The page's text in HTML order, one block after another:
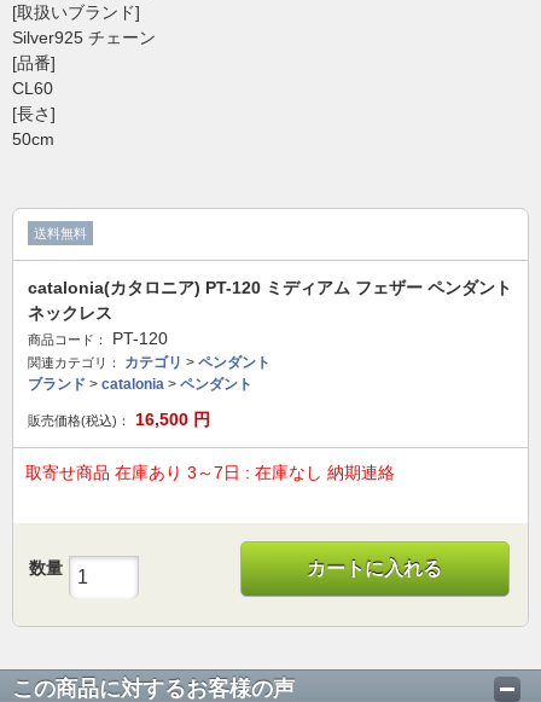
[取扱いブランド]
Silver925 チェーン
[品番]
CL60
[長さ]
50cm
送料無料
catalonia(カタロニア) PT-120 ミディアム フェザー ペンダント
ネックレス
商品コード： PT-120
関連カテゴリ： カテゴリ > ペンダント
ブランド > catalonia > ペンダント
販売価格(税込)： 16,500 円
取寄せ商品 在庫あり 3～7日 : 在庫なし 納期連絡
数量 カートに入れる
この商品に対するお客様の声